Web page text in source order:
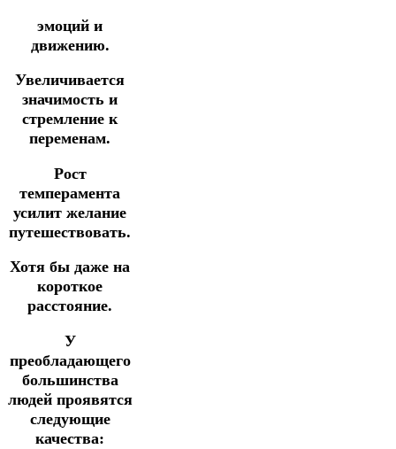
эмоций и
движению.
Увеличивается
значимость и
стремление к
переменам.
Рост
темперамента
усилит желание
путешествовать.
Хотя бы даже на
короткое
расстояние.
У
преобладающего
большинства
людей проявятся
следующие
качества: